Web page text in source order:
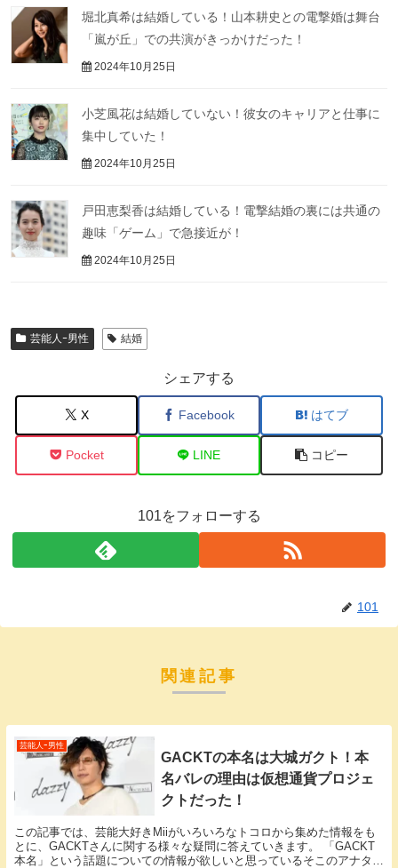
堀北真希は結婚している！山本耕史との電撃婚は舞台
「嵐が丘」での共演がきっかけだった！
2024年10月25日
小芝風花は結婚していない！彼女のキャリアと仕事に
集中していた！
2024年10月25日
戸田恵梨香は結婚している！電撃結婚の裏には共通の
趣味「ゲーム」で急接近が！
2024年10月25日
芸能人ｰ男性 結婚
シェアする
X Facebook はてブ
Pocket LINE コピー
101をフォローする
101
関連記事
芸能人ｰ男性
GACKTの本名は大城ガクト！本
名バレの理由は仮想通貨プロジェ
クトだった！
この記事では、芸能大好きMiiがいろいろなトコロから集めた情報をも
とに、GACKTさんに関する様々な疑問に答えていきます。 「GACKT
本名」という話題についての情報が欲しいと思っているそこのアナタ必